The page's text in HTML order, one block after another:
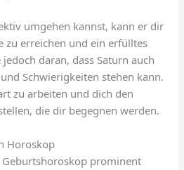
umgehen kannst, kann er dir
zu erreichen und ein erfülltes
daran, dass Saturn auch
Schwierigkeiten stehen kann.
zu arbeiten und dich den
die dir begegnen werden.
Horoskop
prominent